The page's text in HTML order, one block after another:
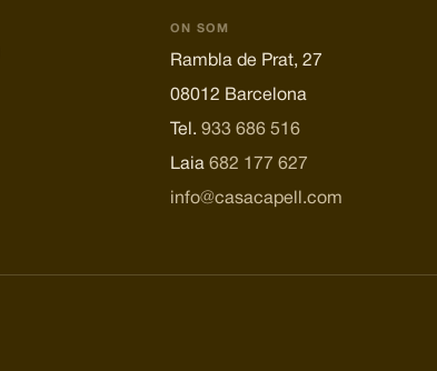
ON SOM
Rambla de Prat, 27
08012 Barcelona
Tel. 933 686 516
Laia 682 177 627
info@casacapell.com